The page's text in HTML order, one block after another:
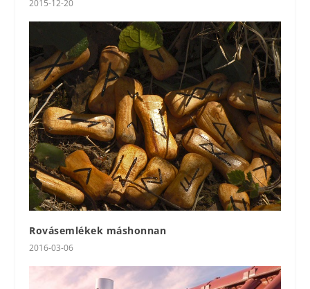
2015-12-20
Rovásemlékek máshonnan
2016-03-06